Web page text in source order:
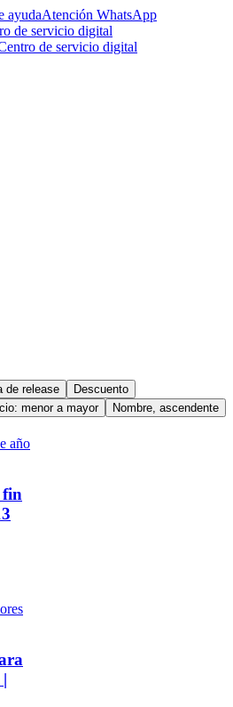
Atención WhatsApp
de servicio digital
de servicio digital
de release
Descuento
menor a mayor
Nombre, ascendente
fin